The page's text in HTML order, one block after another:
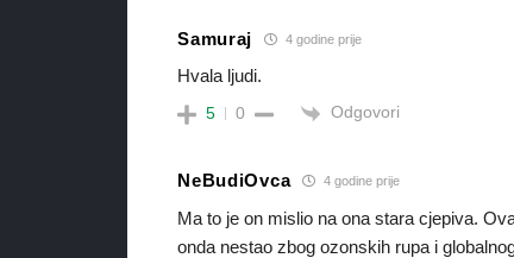
Samuraj 4 godine prije
Hvala ljudi.
5 0 Odgovori
NeBudiOvca 4 godine prije
Ma to je on mislio na ona stara cjepiva.
onda nestao zbog ozonskih rupa i